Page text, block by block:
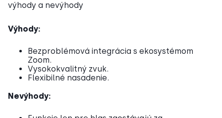
výhody a nevýhody
Výhody:
Bezproblémová integrácia s ekosystémom
Zoom.
Vysokokvalitný zvuk.
Flexibilné nasadenie.
Nevýhody: